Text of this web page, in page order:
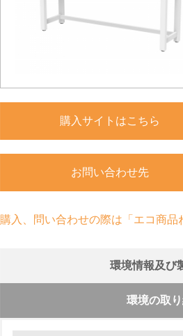
購入サイトはこちら
お問い合わせ先
購入、問い合わせの際は「エコ商品
環境情報及び
環境の取